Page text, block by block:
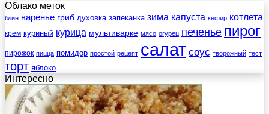
Облако меток
блин варенье гриб духовка запеканка зима капуста кефир котлета
крем куриный курица мультиварке мясо огурец печенье пирог
пирожок пицца помидор простой рецепт салат соус творожный тест
торт яблоко
Интересно